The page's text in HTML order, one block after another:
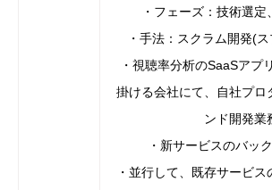
・フェーズ：技術選定
・手法：スクラム開発(
・視聴率分析のSaaSアプ
掛ける会社にて、自社プロ
ンド開発業
・新サービスのバッ
・並行して、既存サービ